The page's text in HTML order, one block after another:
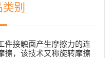
别
件接触面产生摩擦力的连
擦，该技术又称旋转摩擦